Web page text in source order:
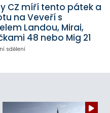
CZ míří tento pátek a
na Veveří s
Landou, Mirai,
48 nebo Mig 21
sdělení